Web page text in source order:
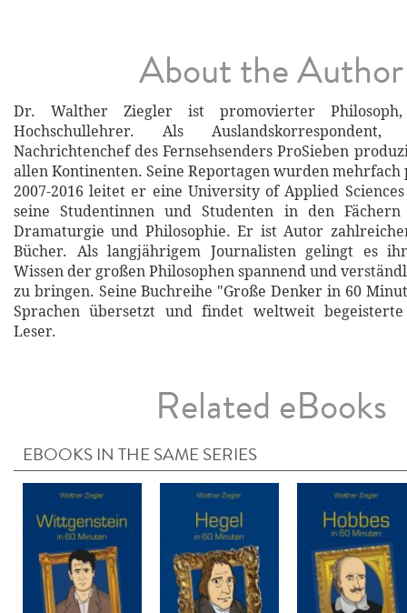
About the Author
Dr. Walther Ziegler ist promovierter
Hochschullehrer. Als
Nachrichtenchef des Fernsehsenders ProSieben
allen Kontinenten. Seine Reportagen wurden mehrfach
2007-2016 leitet er eine University of Applied
seine Studentinnen und Studenten in den Fächern
Dramaturgie und Philosophie. Er ist Autor
Bücher. Als langjährigem Journalisten gelingt es
Wissen der großen Philosophen spannend und
zu bringen. Seine Buchreihe "Große Denker in 60
Sprachen übersetzt und findet weltweit
Leser.
Related eBooks
EBOOKS IN THE SAME SERIES